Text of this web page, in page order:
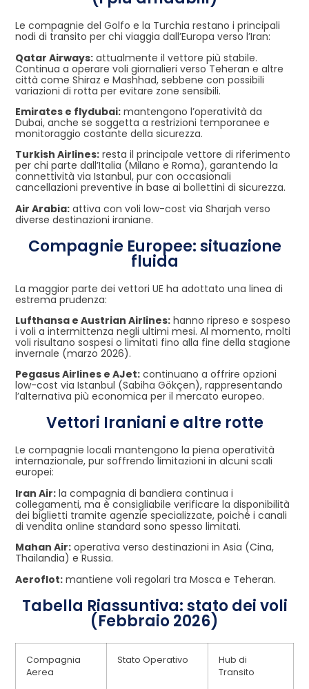
Le compagnie del Golfo e la Turchia restano i principali
nodi di transito per chi viaggia dall’Europa verso l’Iran:
Qatar Airways: attualmente il vettore più stabile.
Continua a operare voli giornalieri verso Teheran e altre
città come Shiraz e Mashhad, sebbene con possibili
variazioni di rotta per evitare zone sensibili.
Emirates e flydubai: mantengono l’operatività da
Dubai, anche se soggetta a restrizioni temporanee e
monitoraggio costante della sicurezza.
Turkish Airlines: resta il principale vettore di riferimento
per chi parte dall’Italia (Milano e Roma), garantendo la
connettività via Istanbul, pur con occasionali
cancellazioni preventive in base ai bollettini di sicurezza.
Air Arabia: attiva con voli low-cost via Sharjah verso
diverse destinazioni iraniane.
Compagnie Europee: situazione
fluida
La maggior parte dei vettori UE ha adottato una linea di
estrema prudenza:
Lufthansa e Austrian Airlines: hanno ripreso e sospeso
i voli a intermittenza negli ultimi mesi. Al momento, molti
voli risultano sospesi o limitati fino alla fine della stagione
invernale (marzo 2026).
Pegasus Airlines e AJet: continuano a offrire opzioni
low-cost via Istanbul (Sabiha Gökçen), rappresentando
l’alternativa più economica per il mercato europeo.
Vettori Iraniani e altre rotte
Le compagnie locali mantengono la piena operatività
internazionale, pur soffrendo limitazioni in alcuni scali
europei:
Iran Air: la compagnia di bandiera continua i
collegamenti, ma è consigliabile verificare la disponibilità
dei biglietti tramite agenzie specializzate, poiché i canali
di vendita online standard sono spesso limitati.
Mahan Air: operativa verso destinazioni in Asia (Cina,
Thailandia) e Russia.
Aeroflot: mantiene voli regolari tra Mosca e Teheran.
Tabella Riassuntiva: stato dei voli
(Febbraio 2026)
Compagnia
Aerea
Stato Operativo
Hub di
Transito